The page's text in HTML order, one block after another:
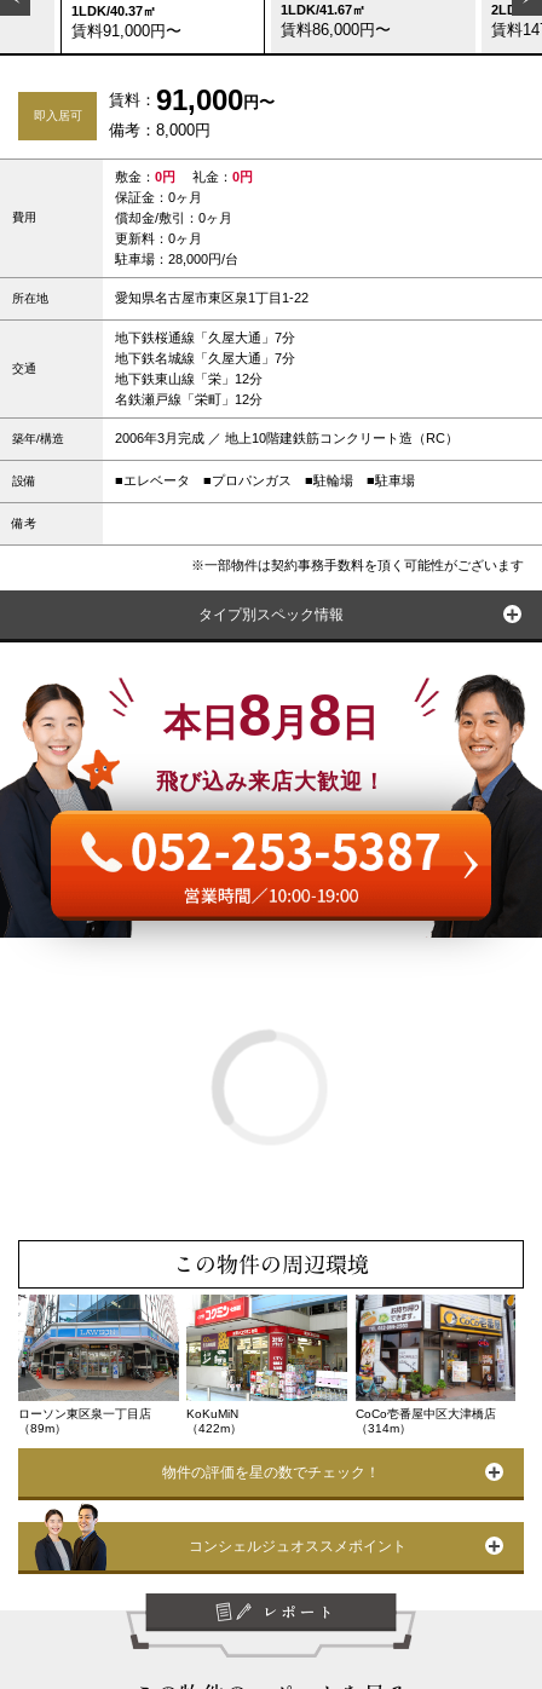
1LDK/40.37㎡
賃料91,000円〜
1LDK/41.67㎡
賃料86,000円〜
2LDK/
賃料
即入居可
賃料： 91,000円〜
備考：8,000円
費用
敷金： 0円 礼金： 0円
保証金：0ヶ月
償却金/敷引：0ヶ月
更新料：0ヶ月
駐車場：28,000円/台
所在地 愛知県名古屋市東区泉1丁目1-22
交通
地下鉄桜通線「久屋大通」7分
地下鉄名城線「久屋大通」7分
地下鉄東山線「栄」12分
名鉄瀬戸線「栄町」12分
築年/構造 2006年3月完成 ／ 地上10階建鉄筋コンクリート造（RC）
設備 ■エレベータ ■プロパンガス ■駐輪場 ■駐車場
備考
※一部物件は契約事務手数料を頂く可能性がございます
タイプ別スペック情報
本日 8月 8 日
飛び込み来店大歓迎！
この物件の周辺環境
ローソン東区泉一丁目店
（89m）
KoKuMiN
（422m）
CoCo壱番屋中区大津橋店
（314m）
物件の評価を星の数でチェック！
コンシェルジュオススメポイント